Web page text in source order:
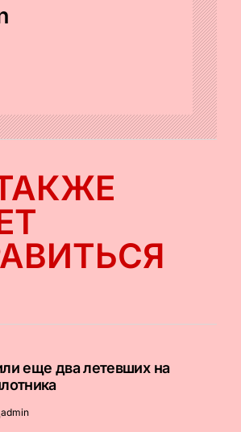
еще два летевших на
admin